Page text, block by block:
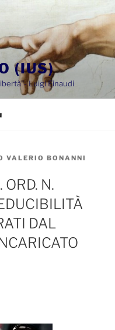
(IUS)
Luigi Einaudi
VALERIO BONANNI
ORD. N.
DAL